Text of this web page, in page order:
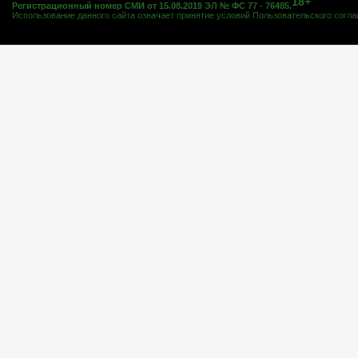
Регистрационный номер СМИ от 15.08.2019 ЭЛ № ФС 77 - 76485.
Использование данного сайта означает принятие условий Пользовательского